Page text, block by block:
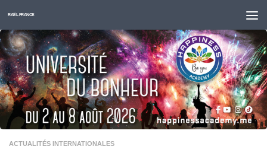
Skip to content
RAËL FRANCE
ACTUALITÉS INTERNATIONALES